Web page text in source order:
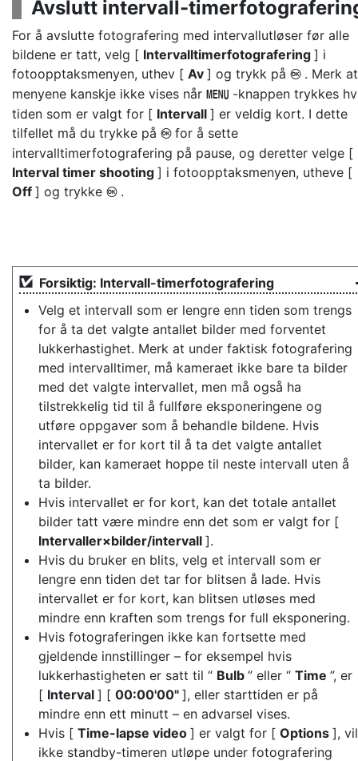
Avslutt intervall-
For å avslutte fotografering med intervallutløser før alle
bildene er tatt, velg [ Intervalltimerfotografering ] i
fotoopptaksmenyen, uthev [ Av ] og trykk på J . Merk at
menyene kanskje ikke vises når G -knappen trykkes
tiden som er valgt for [ Intervall ] er veldig kort. I dette
tilfellet må du trykke på J for å sette
intervalltimerfotografering på pause, og deretter velge [
Interval timer shooting ] i fotoopptaksmenyen, utheve [
Off ] og trykke J .
Forsiktig: Intervall-timerfotografering
Velg et intervall som er lengre enn tiden som trengs
for å ta det valgte antallet bilder med forventet
lukkerhastighet. Merk at under faktisk fotografering
med intervalltimer, må kameraet ikke bare ta bilder
med det valgte intervallet, men må også ha
tilstrekkelig tid til å fullføre eksponeringene og
utføre oppgaver som å behandle bildene. Hvis
intervallet er for kort til å ta det valgte antallet
bilder, kan kameraet hoppe til neste intervall uten å
ta bilder.
Hvis intervallet er for kort, kan det totale antallet
bilder tatt være mindre enn det som er valgt for [
Intervaller×bilder/intervall ].
Hvis du bruker en blits, velg et intervall som er
lengre enn tiden det tar for blitsen å lade. Hvis
intervallet er for kort, kan blitsen utløses med
mindre enn kraften som trengs for full eksponering.
Hvis fotograferingen ikke kan fortsette med
gjeldende innstillinger – for eksempel hvis
lukkerhastigheten er satt til “ Bulb ” eller “ Time ”, er
[ Interval ] [ 00:00'00" ], eller starttiden er på
mindre enn ett minutt – en advarsel vises.
Hvis [ Time-lapse video ] er valgt for [ Options ], vil
ikke standby-timeren utløpe under fotografering